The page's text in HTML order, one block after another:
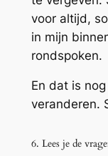
voor altijd,
in mijn
rondspoken.
En dat is
veranderen.
6. Lees je de